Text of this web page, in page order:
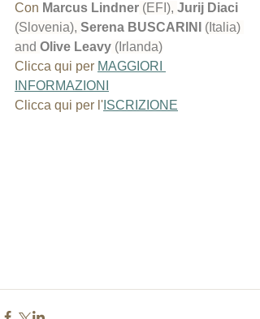
Con Marcus Lindner (EFI), Jurij Diaci
(Slovenia), Serena BUSCARINI (Italia)
and Olive Leavy (Irlanda)
Clicca qui per MAGGIORI
INFORMAZIONI
Clicca qui per l' ISCRIZIONE